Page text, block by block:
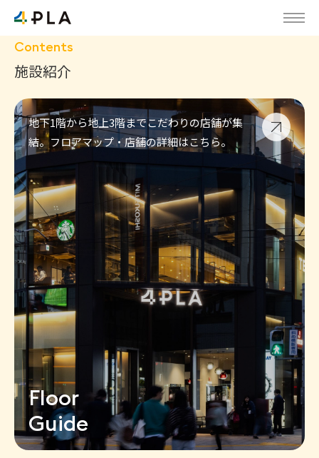
Contents
施設紹介
Floor
Guide
地下1階から地上3階までこだわりの店舗が集
結。フロアマップ・店舗の詳細はこちら。